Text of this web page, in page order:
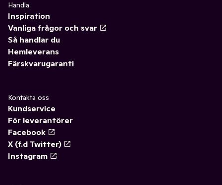
Handla
Inspiration
Vanliga frågor och svar
Så handlar du
Hemleverans
Färskvarugaranti
Kontakta oss
Kundservice
För leverantörer
Facebook
X (f.d Twitter)
Instagram